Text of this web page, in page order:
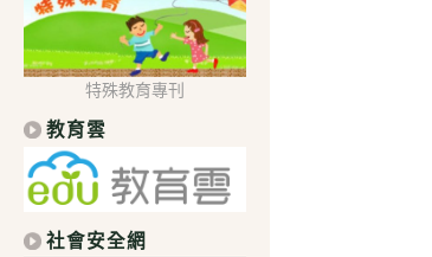
特殊教育專刊
教育雲
社會安全網